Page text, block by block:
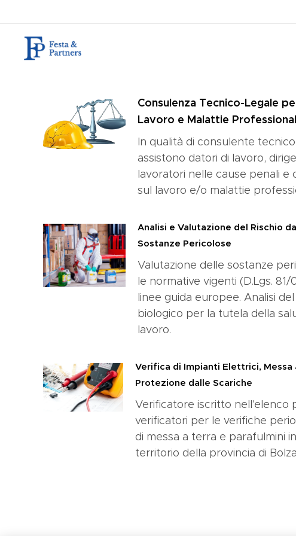
Consulenza Tecnico-Legale
Lavoro e Malattie
In qualità di consulente
assistono datori di lavoro,
lavoratori nelle cause penali e
sul lavoro e/o malattie
Analisi e Valutazione del Rischio
Sostanze Pericolose
Valutazione delle sostanze
le normative vigenti (D.Lgs. 81/
linee guida europee. Analisi
biologico per la tutela della
lavoro.
Verifica di Impianti Elettrici, Messa
Protezione dalle Scariche
Verificatore iscritto nell'elenco
verificatori per le verifiche
di messa a terra e parafulmini
territorio della provincia di